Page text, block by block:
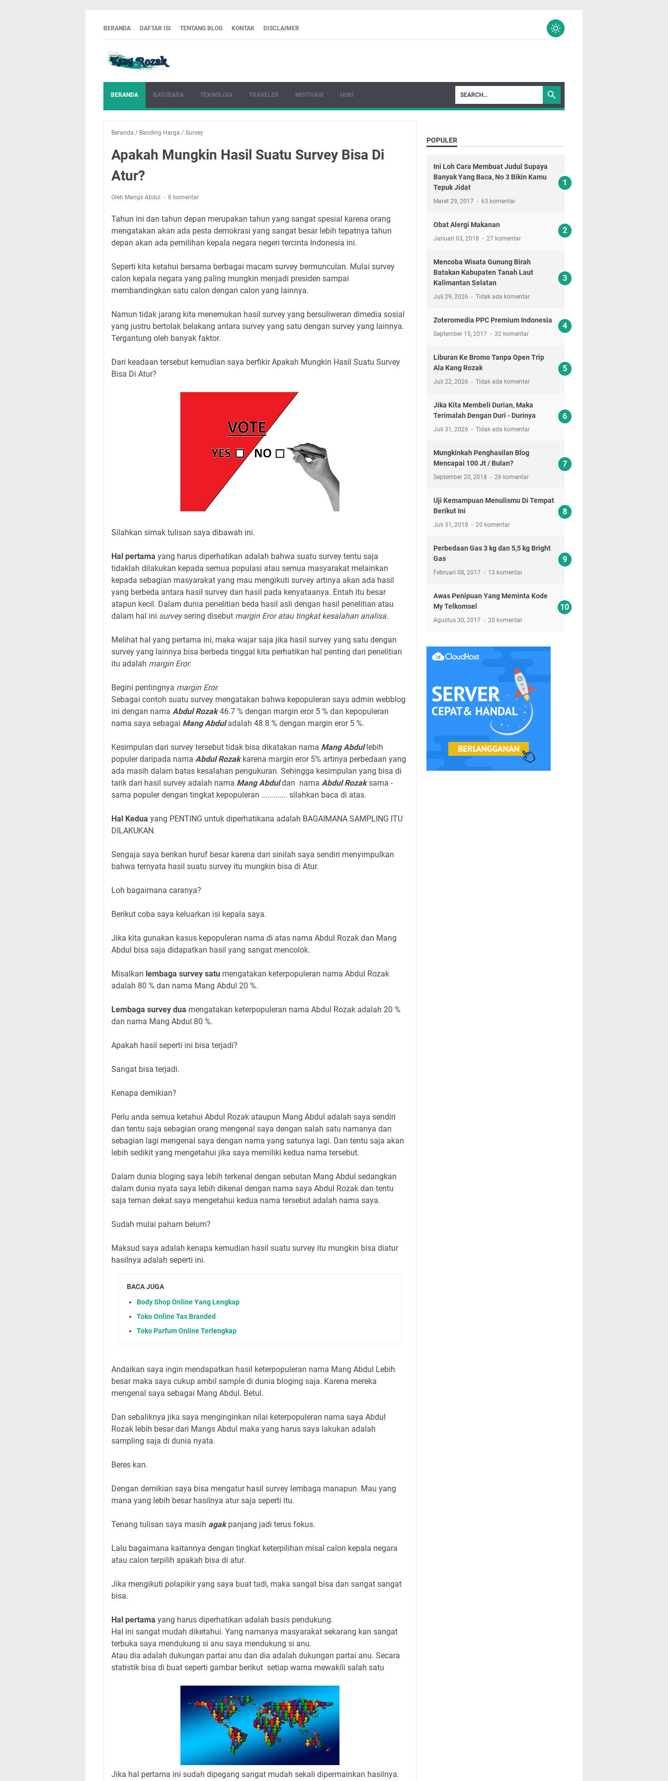
BERANDA DAFTAR ISI TENTANG BLOG KONTAK DISCLAIMER
BERANDA BATUBARA TEKNOLOGI TRAVELER MOTIVASI HOBI
Beranda / Banding Harga / Survey
Apakah Mungkin Hasil Suatu Survey Bisa Di
Atur?
Oleh Mangs Abdul 8 komentar
Tahun ini dan tahun depan merupakan tahun yang sangat spesial karena orang
mengatakan akan ada pesta demokrasi yang sangat besar lebih tepatnya tahun
depan akan ada pemilihan kepala negara negeri tercinta Indonesia ini.
Seperti kita ketahui bersama berbagai macam survey bermunculan. Mulai survey
calon kepala negara yang paling mungkin menjadi presiden sampai
membandingkan satu calon dengan calon yang lainnya.
Namun tidak jarang kita menemukan hasil survey yang bersuliweran dimedia sosial
yang justru bertolak belakang antara survey yang satu dengan survey yang lainnya.
Tergantung oleh banyak faktor.
Dari keadaan tersebut kemudian saya berfikir Apakah Mungkin Hasil Suatu Survey
Bisa Di Atur?
Silahkan simak tulisan saya dibawah ini.
Hal pertama yang harus diperhatikan adalah bahwa suatu survey tentu saja
tidaklah dilakukan kepada semua populasi atau semua masyarakat melainkan
kepada sebagian masyarakat yang mau mengikuti survey artinya akan ada hasil
yang berbeda antara hasil survey dan hasil pada kenyataanya. Entah itu besar
atapun kecil. Dalam dunia penelitian beda hasil asli dengan hasil penelitian atau
dalam hal ini surveysering disebut margin Eror atau tingkat kesalahan analisa.
Melihat hal yang pertama ini, maka wajar saja jika hasil survey yang satu dengan
survey yang lainnya bisa berbeda tinggal kita perhatikan hal penting dari penelitian
itu adalah margin Eror.
Begini pentingnya margin Eror.
Sebagai contoh suatu survey mengatakan bahwa kepopuleran saya admin webblog
ini dengan nama Abdul Rozak46.7 % dengan margin eror 5 % dan kepopuleran
nama saya sebagai Mang Abduladalah 48.8 % dengan margin eror 5 %.
Kesimpulan dari survey tersebut tidak bisa dikatakan nama Mang Abdullebih
populer daripada nama Abdul Rozakkarena margin eror 5% artinya perbedaan yang
ada masih dalam batas kesalahan pengukuran. Sehingga kesimpulan yang bisa di
tarik dari hasil survey adalah nama Mang Abduldan nama Abdul Rozaksama -
sama populer dengan tingkat kepopuleran ............. silahkan baca di atas.
Hal Kedua yang PENTING untuk diperhatikana adalah BAGAIMANA SAMPLING ITU
DILAKUKAN.
Sengaja saya berikan huruf besar karena dari sinilah saya sendiri menyimpulkan
bahwa ternyata hasil suatu survey itu mungkin bisa di Atur.
Loh bagaimana caranya?
Berikut coba saya keluarkan isi kepala saya.
Jika kita gunakan kasus kepopuleran nama di atas nama Abdul Rozak dan Mang
Abdul bisa saja didapatkan hasil yang sangat mencolok.
Misalkan lembaga survey satu mengatakan keterpopuleran nama Abdul Rozak
adalah 80 % dan nama Mang Abdul 20 %.
Lembaga survey dua mengatakan keterpopuleran nama Abdul Rozak adalah 20 %
dan nama Mang Abdul 80 %.
Apakah hasil seperti ini bisa terjadi?
Sangat bisa terjadi.
Kenapa demikian?
Perlu anda semua ketahui Abdul Rozak ataupun Mang Abdul adalah saya sendiri
dan tentu saja sebagian orang mengenal saya dengan salah satu namanya dan
sebagian lagi mengenal saya dengan nama yang satunya lagi. Dan tentu saja akan
lebih sedikit yang mengetahui jika saya memiliki kedua nama tersebut.
Dalam dunia bloging saya lebih terkenal dengan sebutan Mang Abdul sedangkan
dalam dunia nyata saya lebih dikenal dengan nama saya Abdul Rozak dan tentu
saja teman dekat saya mengetahui kedua nama tersebut adalah nama saya.
Sudah mulai paham belum?
Maksud saya adalah kenapa kemudian hasil suatu survey itu mungkin bisa diatur
hasilnya adalah seperti ini.
BACA JUGA
Body Shop Online Yang Lengkap
Toko Online Tas Branded
Toko Parfum Online Terlengkap
Andaikan saya ingin mendapatkan hasil keterpopuleran nama Mang Abdul Lebih
besar maka saya cukup ambil sample di dunia bloging saja. Karena mereka
mengenal saya sebagai Mang Abdul. Betul.
Dan sebaliknya jika saya menginginkan nilai keterpopuleran nama saya Abdul
Rozak lebih besar dari Mangs Abdul maka yang harus saya lakukan adalah
sampling saja di dunia nyata.
Beres kan.
Dengan demikian saya bisa mengatur hasil survey lembaga manapun. Mau yang
mana yang lebih besar hasilnya atur saja seperti itu.
Tenang tulisan saya masih agakpanjang jadi terus fokus.
Lalu bagaimana kaitannya dengan tingkat keterpilihan misal calon kepala negara
atau calon terpilih apakah bisa di atur.
Jika mengikuti polapikir yang saya buat tadi, maka sangat bisa dan sangat sangat
bisa.
Hal pertama yang harus diperhatikan adalah basis pendukung.
Hal ini sangat mudah diketahui. Yang namanya masyarakat sekarang kan sangat
terbuka saya mendukung si anu saya mendukung si anu.
Atau dia adalah dukungan partai anu dan dia adalah dukungan partai anu. Secara
statistik bisa di buat seperti gambar berikut setiap warna mewakili salah satu
Jika hal pertama ini sudah dipegang sangat mudah sekali dipermainkan hasilnya.
POPULER
Ini Loh Cara Membuat Judul Supaya
Banyak Yang Baca, No 3 Bikin Kamu
Tepuk Jidat
Maret 29, 2017 63 komentar
Obat Alergi Makanan
Januari 03, 2018 27 komentar
Mencoba Wisata Gunung Birah
Batakan Kabupaten Tanah Laut
Kalimantan Selatan
Juli 29, 2026 Tidak ada komentar
Zoteromedia PPC Premium Indonesia
September 15, 2017 32 komentar
Liburan Ke Bromo Tanpa Open Trip
Ala Kang Rozak
Juli 22, 2026 Tidak ada komentar
Jika Kita Membeli Durian, Maka
Terimalah Dengan Duri - Durinya
Juli 31, 2026 Tidak ada komentar
Mungkinkah Penghasilan Blog
Mencapai 100 Jt / Bulan?
September 20, 2018 26 komentar
Uji Kemampuan Menulismu Di Tempat
Berikut Ini
Juli 31, 2018 20 komentar
Perbedaan Gas 3 kg dan 5,5 kg Bright
Gas
Februari 08, 2017 13 komentar
Awas Penipuan Yang Meminta Kode
My Telkomsel
Agustus 30, 2017 20 komentar